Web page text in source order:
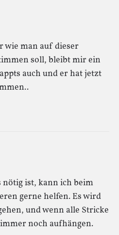
wie man auf dieser
soll, bleibt mir ein
auch und er hat jetzt
nötig ist, kann ich beim
gerne helfen. Es wird
und wenn alle Stricke
noch aufhängen.